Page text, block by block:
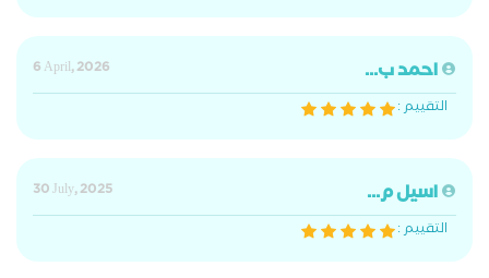
احمد ب...
6 April, 2026
التقييم :
اسيل م...
30 July, 2025
التقييم :